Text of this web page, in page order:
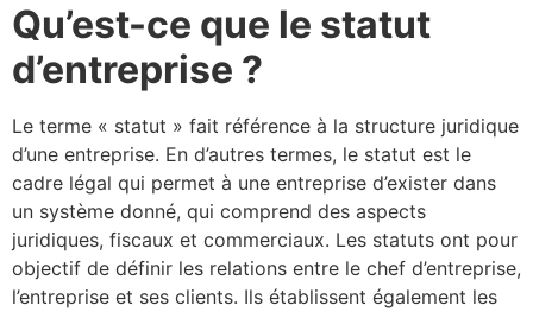
Qu’est-ce que le statut
d’entreprise ?
Le terme « statut » fait référence à la structure juridique
d’une entreprise. En d’autres termes, le statut est le
cadre légal qui permet à une entreprise d’exister dans
un système donné, qui comprend des aspects
juridiques, fiscaux et commerciaux. Les statuts ont pour
objectif de définir les relations entre le chef d’entreprise,
l’entreprise et ses clients. Ils établissent également les